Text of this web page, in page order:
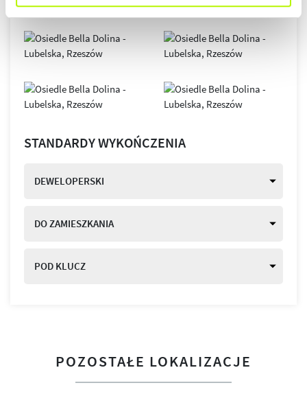
STANDARDY WYKOŃCZENIA
DEWELOPERSKI
DO ZAMIESZKANIA
POD KLUCZ
POZOSTAŁE LOKALIZACJE